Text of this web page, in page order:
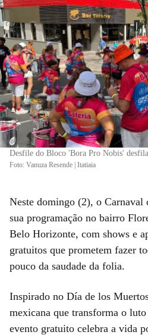
Desfile do Bloco 'Bora Pro Nobis'
Foto: Vanuza Resende | Itatiaia
Neste domingo (2), o Carnaval
sua programação no bairro
Belo Horizonte, com shows e
gratuitos que prometem fazer
pouco da saudade da folia.
Inspirado no Día de los
mexicana que transforma o
evento gratuito celebra a vida